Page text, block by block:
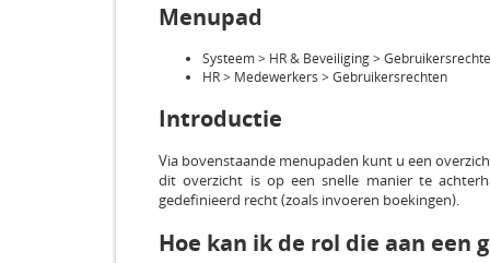
Menupad
Systeem > HR & Beveiliging >
HR > Medewerkers > Gebruikersrechten
Introductie
Via bovenstaande menupaden kunt u een
dit overzicht is op een snelle manier te
gedefinieerd recht (zoals invoeren boekingen).
Hoe kan ik de rol die aan